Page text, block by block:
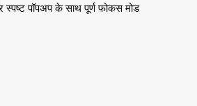
पॉपअप के साथ पूर्ण फोकस मोड